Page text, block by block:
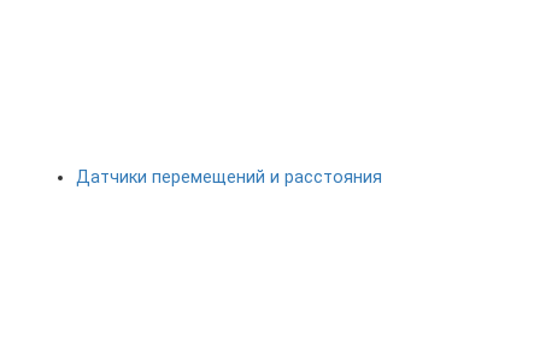
Датчики перемещений и расстояния